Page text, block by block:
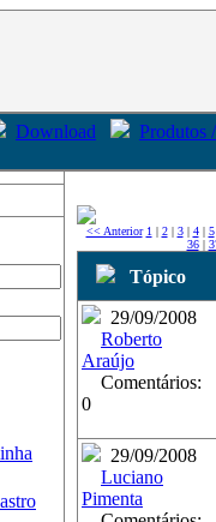
Download Produtos
<< Anterior 1 | 2| 3| 4| 5
36|
Tópico
29/09/2008
Roberto
Araújo
Comentários:
0
29/09/2008
Luciano
Pimenta